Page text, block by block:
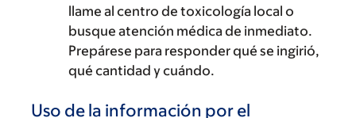
llame al centro de toxicología local o
busque atención médica de inmediato.
Prepárese para responder qué se ingirió,
qué cantidad y cuándo.
Uso de la información por el